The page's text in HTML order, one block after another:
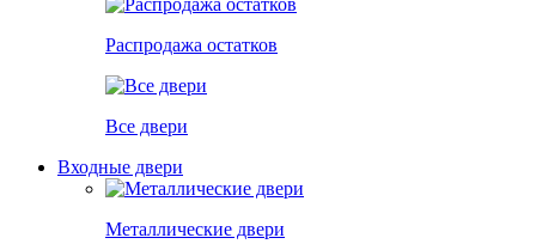
Распродажа остатков
Все двери
Входные двери
Металлические двери